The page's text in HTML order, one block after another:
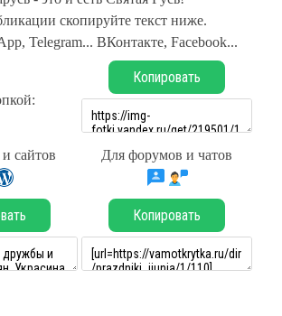
скопируйте текст ниже.
Telegram... ВКонтакте, Facebook...
Копировать
сайтов Для форумов и чатов
Копировать